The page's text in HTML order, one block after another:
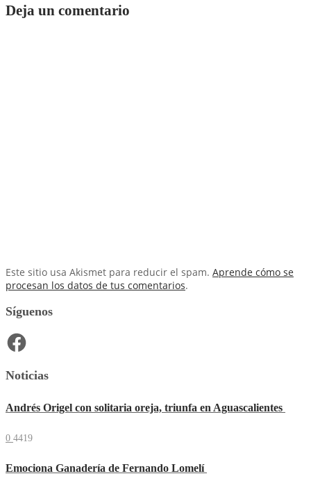
Deja un comentario
Este sitio usa Akismet para reducir el spam. Aprende cómo se
procesan los datos de tus comentarios.
Síguenos
Facebook
Noticias
Andrés Origel con solitaria oreja, triunfa en Aguascalientes
0 4419
Emociona Ganadería de Fernando Lomelí